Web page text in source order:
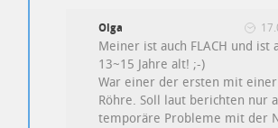
Olga
Meiner ist auch FLACH und ist
13~15 Jahre alt! ;-)
War einer der ersten mit einer
Röhre. Soll laut berichten nur
temporäre Probleme mit der